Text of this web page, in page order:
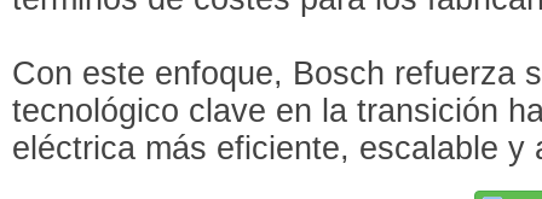
Con este enfoque, Bosch refuerza
tecnológico clave en la transición
eléctrica más eficiente, escalable y